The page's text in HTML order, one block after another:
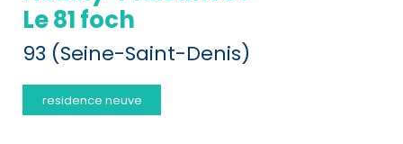
Le 81 foch
93 (Seine-Saint-Denis)
residence neuve